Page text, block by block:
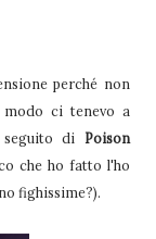
perché non
ci tenevo a
di Poison
che ho fatto l'ho
fighissime?).